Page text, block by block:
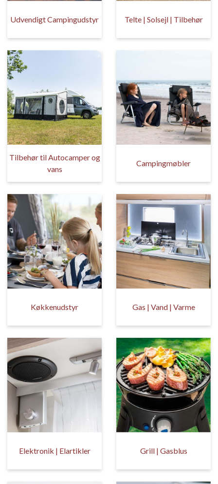
Udvendigt Campingudstyr Telte | Solsejl | Tilbehør
Tilbehør til Autocamper og
vans
Campingmøbler
Køkkenudstyr Gas | Vand | Varme
Elektronik | Elartikler Grill | Gasblus